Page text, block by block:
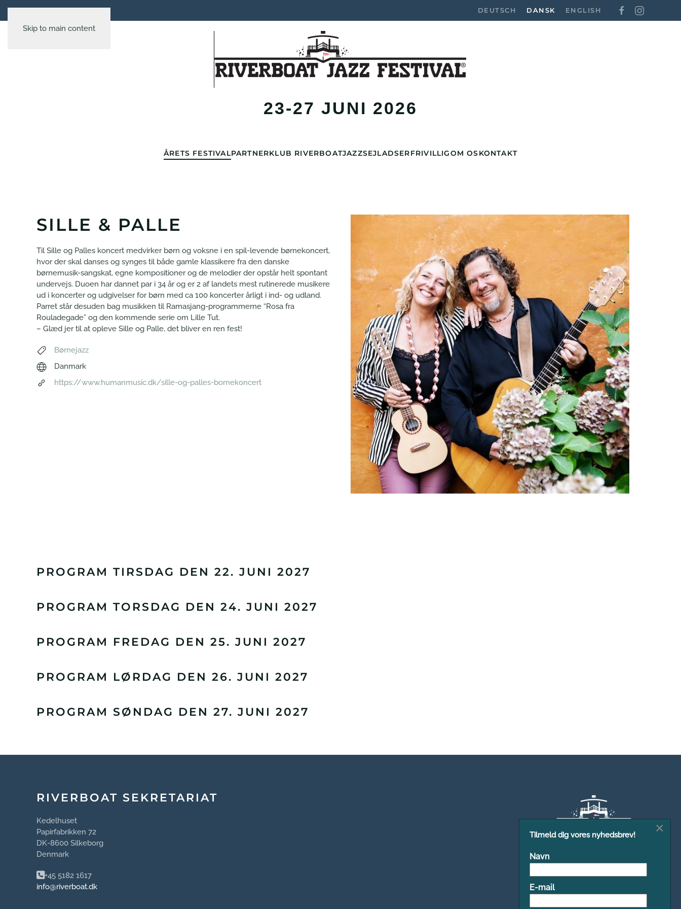
Skip to main content
DEUTSCH DANSK ENGLISH
23-27 JUNI 2026
ÅRETS FESTIVALPARTNERKLUB RIVERBOATJAZZSEJLADSERFRIVILLIGOM OSKONTAKT
SILLE & PALLE
Til Sille og Palles koncert medvirker børn og voksne i en spil-levende børnekoncert,
hvor der skal danses og synges til både gamle klassikere fra den danske
børnemusik-sangskat, egne kompositioner og de melodier der opstår helt spontant
undervejs. Duoen har dannet par i 34 år og er 2 af landets mest rutinerede musikere
ud i koncerter og udgivelser for børn med ca 100 koncerter årligt i ind- og udland.
Parret står desuden bag musikken til Ramasjang-programmerne “Rosa fra
Rouladegade” og den kommende serie om Lille Tut.
– Glæd jer til at opleve Sille og Palle, det bliver en ren fest!
Børnejazz
Danmark
https://www.humanmusic.dk/sille-og-palles-bornekoncert
PROGRAM TIRSDAG DEN 22. JUNI 2027
PROGRAM TORSDAG DEN 24. JUNI 2027
PROGRAM FREDAG DEN 25. JUNI 2027
PROGRAM LØRDAG DEN 26. JUNI 2027
PROGRAM SØNDAG DEN 27. JUNI 2027
RIVERBOAT SEKRETARIAT
Kedelhuset
Papirfabrikken 72
DK-8600 Silkeborg
Denmark
+45 5182 1617
info@riverboat.dk
×
Tilmeld dig vores nyhedsbrev!
Navn
E-mail